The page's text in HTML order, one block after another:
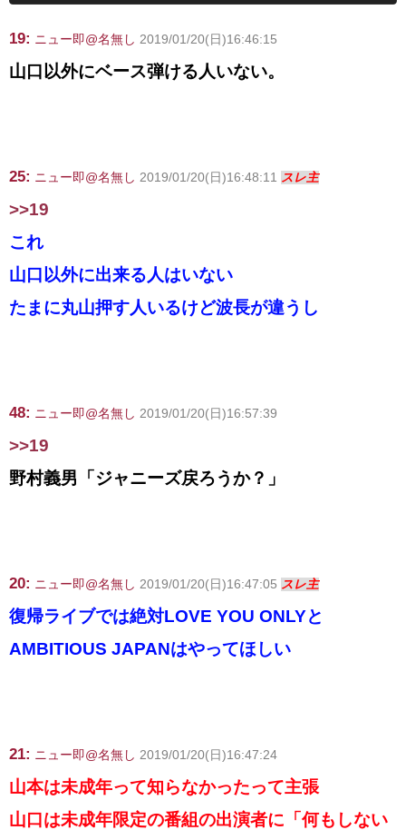
19: ニュー即@名無し 2019/01/20(日)16:46:15
山口以外にベース弾ける人いない。
25: ニュー即@名無し 2019/01/20(日)16:48:11 スレ主
>>19
これ
山口以外に出来る人はいない
たまに丸山押す人いるけど波長が違うし
48: ニュー即@名無し 2019/01/20(日)16:57:39
>>19
野村義男「ジャニーズ戻ろうか？」
20: ニュー即@名無し 2019/01/20(日)16:47:05 スレ主
復帰ライブでは絶対LOVE YOU ONLYと
AMBITIOUS JAPANはやってほしい
21: ニュー即@名無し 2019/01/20(日)16:47:24
山本は未成年って知らなかったって主張
山口は未成年限定の番組の出演者に「何もしない